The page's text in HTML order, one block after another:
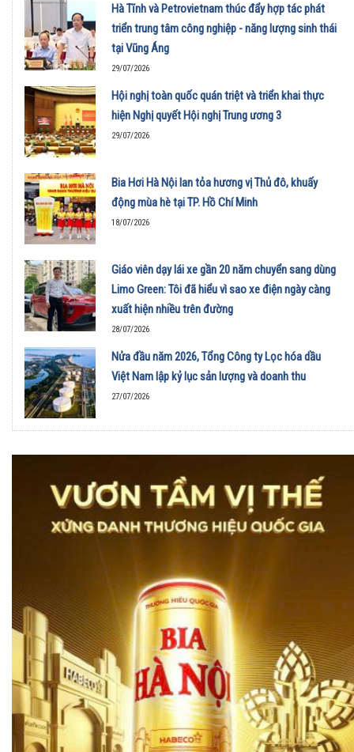
Hà Tĩnh và Petrovietnam thúc đẩy hợp tác phát
triển trung tâm công nghiệp - năng lượng sinh thái
tại Vũng Áng
29/07/2026
Hội nghị toàn quốc quán triệt và triển khai thực
hiện Nghị quyết Hội nghị Trung ương 3
29/07/2026
Bia Hơi Hà Nội lan tỏa hương vị Thủ đô, khuấy
động mùa hè tại TP. Hồ Chí Minh
18/07/2026
Giáo viên dạy lái xe gần 20 năm chuyển sang dùng
Limo Green: Tôi đã hiểu vì sao xe điện ngày càng
xuất hiện nhiều trên đường
28/07/2026
Nửa đầu năm 2026, Tổng Công ty Lọc hóa dầu
Việt Nam lập kỷ lục sản lượng và doanh thu
27/07/2026